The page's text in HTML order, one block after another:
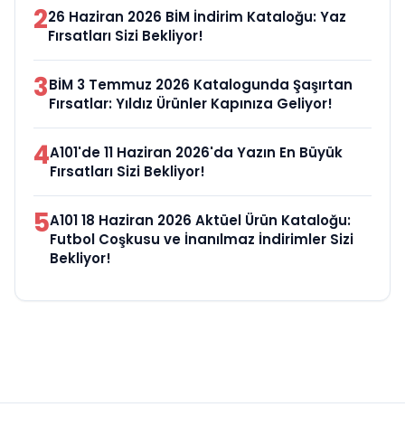
226 Haziran 2026 BİM İndirim Kataloğu: Yaz
Fırsatları Sizi Bekliyor!
3BİM 3 Temmuz 2026 Katalogunda Şaşırtan
Fırsatlar: Yıldız Ürünler Kapınıza Geliyor!
4A101'de 11 Haziran 2026'da Yazın En Büyük
Fırsatları Sizi Bekliyor!
5A101 18 Haziran 2026 Aktüel Ürün Kataloğu:
Futbol Coşkusu ve İnanılmaz İndirimler Sizi
Bekliyor!